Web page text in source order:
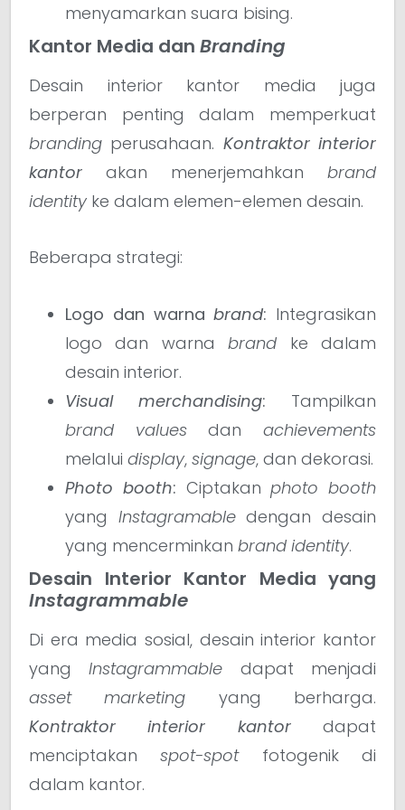
menyamarkan suara bising.
Kantor Media dan Branding
Desain interior kantor media juga
berperan penting dalam memperkuat
branding perusahaan. Kontraktor interior
kantor akan menerjemahkan brand
identity ke dalam elemen-elemen desain.
Beberapa strategi:
Logo dan warnabrand: Integrasikan
logo dan warnabrand ke dalam
desain interior.
Visual merchandising: Tampilkan
brand valuesdanachievements
melalui display, signage, dan dekorasi.
Photo booth: Ciptakanphoto booth
yang Instagramabledengan desain
yang mencerminkan brand identity.
Desain Interior Kantor Media yang
Instagrammable
Di era media sosial, desain interior kantor
yangInstagrammable dapat menjadi
asset
marketing yang berharga.
Kontraktor interior kantordapat
menciptakanspot-spotfotogenik di
dalam kantor.